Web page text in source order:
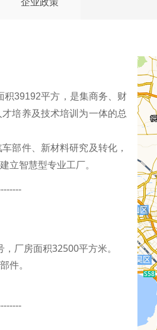
企业政策
积39192平方，是集商务、财
培养及技术培训为一体的总
部件、新材料研究及转化，
立智慧型专业工厂。
厂房面积32500平方米。
件。